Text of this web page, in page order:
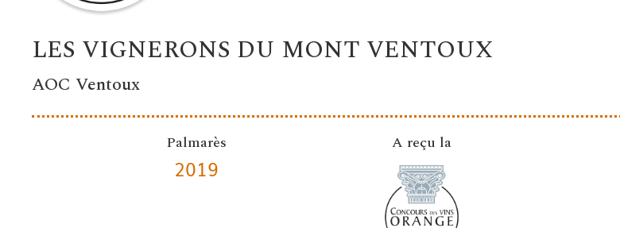
LES VIGNERONS DU MONT VENTOUX
AOC Ventoux
Palmarès
2019
A reçu la